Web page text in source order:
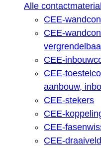
Alle
CEE-
CEE-
CEE-
CEE-
aanbouw,
CEE-stekers
CEE-
CEE-
CEE-